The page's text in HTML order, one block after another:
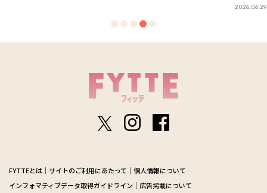
2026.06.29
FYTTEとは サイトのご利用にあたって
個人情報について
インフォマティブデータ取得ガイドライン
広告掲載について